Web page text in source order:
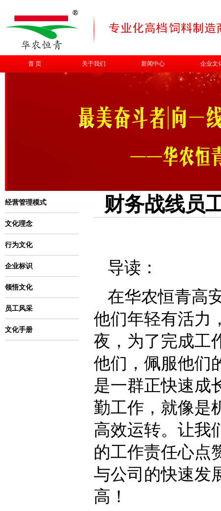
首 页 关于我们 新闻中心 企业文
经营管理模式
文化理念
行为文化
企业标识
领悟文化
员工风采
文化手册
财务战线员
导读：
在华农恒青高
他们年轻有活力
夜，为了完成工
他们，佩服他们
是一群正快速成
勤工作，就像是
高效运转。让我
的工作责任心点
与公司的快速发
高！